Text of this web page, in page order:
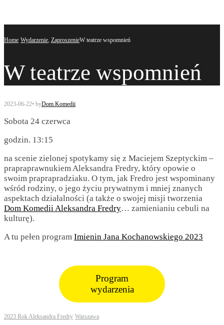
Home Wydarzenie, ZaproszenieW teatrze wspomnień
W teatrze wspomnień
2023-06-22• byDom Komedii
Sobota 24 czerwca
godzin. 13:15
na scenie zielonej spotykamy się z Maciejem Szeptyckim –
prapraprawnukiem Aleksandra Fredry, który opowie o
swoim praprapradziaku. O tym, jak Fredro jest wspominany
wśród rodziny, o jego życiu prywatnym i mniej znanych
aspektach działalności (a także o swojej misji tworzenia
Dom Komedii Aleksandra Fredry… zamienianiu cebuli na
kulturę).
A tu pełen program Imienin Jana Kochanowskiego 2023
Program
wydarzenia
2023 Rok Aleksandra Fredry Warszawa